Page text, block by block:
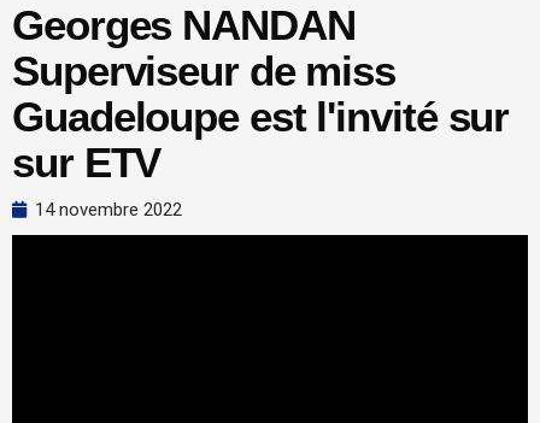
Georges NANDAN
Superviseur de miss
Guadeloupe est l'invité sur
sur ETV
14 novembre 2022